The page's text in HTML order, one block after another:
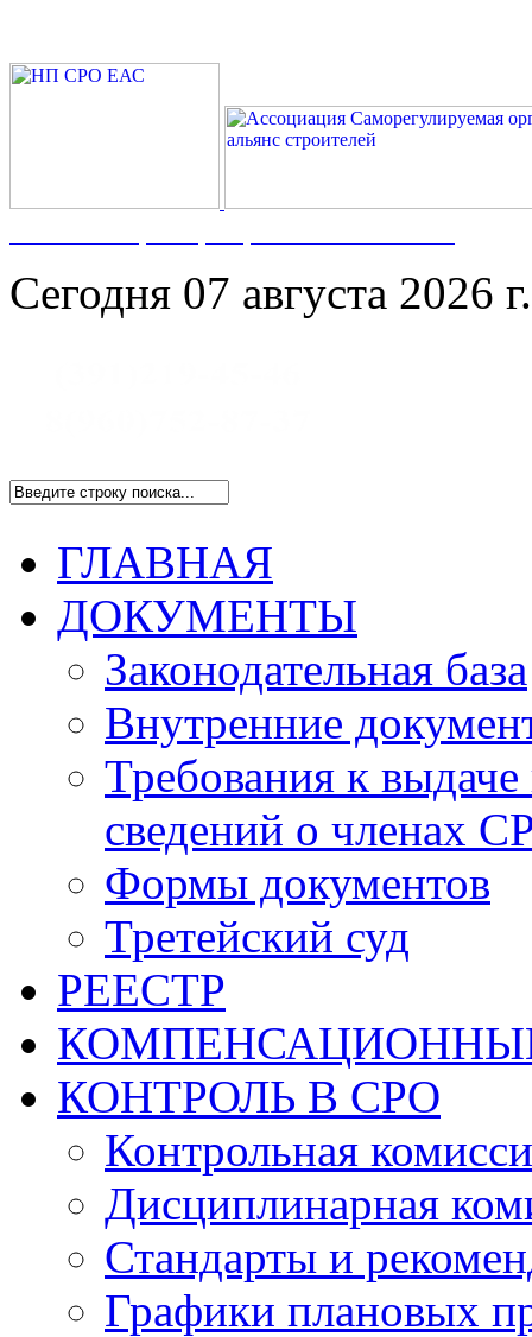
Сегодня 07 августа 2026 г.
ГЛАВНАЯ
ДОКУМЕНТЫ
Законодательная база
Внутренние
Требования к
сведений о членах
Формы документов
Третейский суд
РЕЕСТР
КОНТРОЛЬ В СРО
Контрольная
Дисциплинарная
Стандарты и
Графики плановых